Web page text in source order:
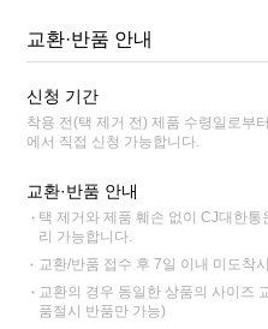
교환·반품 안내
신청 기간
착용 전(택 제거 전) 제품 수령일로부
에서 직접 신청 가능합니다.
교환·반품 안내
택 제거와 제품 훼손 없이 CJ대한
리 가능합니다.
교환/반품 접수 후 7일 이내 미도착
교환의 경우 동일한 상품의 사이즈
품절시 반품만 가능)